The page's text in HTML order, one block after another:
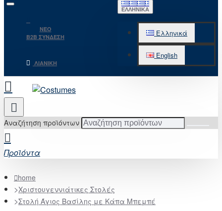
NEO
B2B ΣΥΝΔΕΣΗ
ΛΙΑΝΙΚΉ
ΕΛΛΗΝΙΚΆ
Ελληνικά
English
Αναζήτηση προϊόντων
Προϊόντα
home
Χριστουγεννιάτικες Στολές
Στολή Άγιος Βασίλης με Κάπα Μπεμπέ